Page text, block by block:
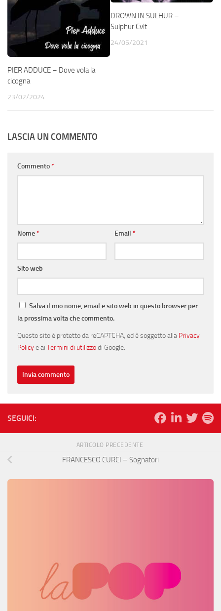
PIER ADDUCE – Dove vola la
cicogna
23/02/2024
DROWN IN SULHUR –
Sulphur Cvlt
24/05/2021
LASCIA UN COMMENTO
Commento*
Nome* Email *
Sito web
Salva il mio nome, email e sito web in questo browser per
la prossima volta che commento.
Questo sito è protetto da reCAPTCHA, ed è soggetto alla Privacy
Policye ai Termini di utilizzodi Google.
SEGUICI:
ARTICOLO PRECEDENTE
FRANCESCO CURCI – Sognatori